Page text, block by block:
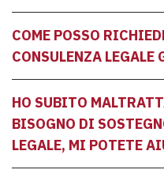
COME POSSO
CONSULENZA LEGALE
HO SUBITO
BISOGNO DI
LEGALE, MI POTETE